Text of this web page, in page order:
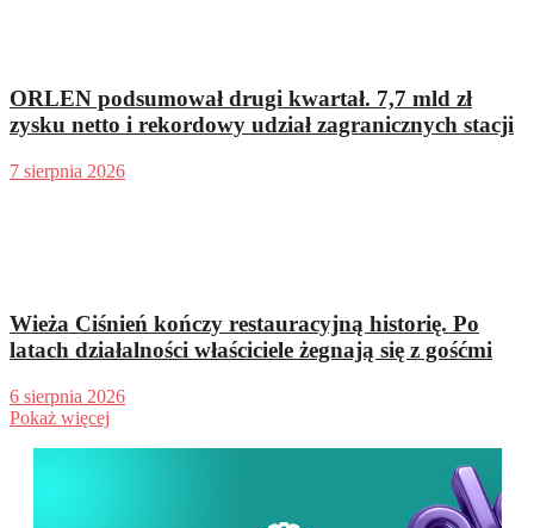
ORLEN podsumował drugi kwartał. 7,7 mld zł
zysku netto i rekordowy udział zagranicznych stacji
7 sierpnia 2026
Wieża Ciśnień kończy restauracyjną historię. Po
latach działalności właściciele żegnają się z gośćmi
6 sierpnia 2026
Pokaż więcej